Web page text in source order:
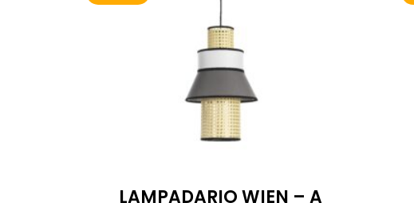
LAMPADARIO WIEN – A